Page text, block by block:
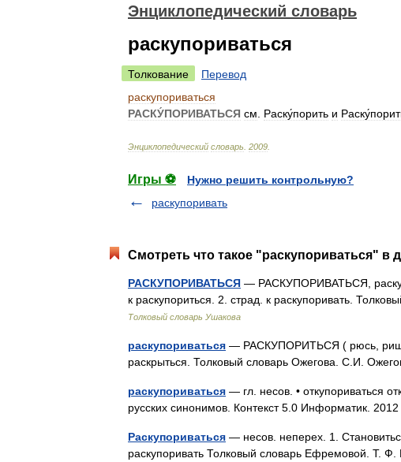
Энциклопедический словарь
раскупориваться
Толкование
Перевод
раскупориваться
РАСКУ́ПОРИВАТЬСЯ см Раску́порить и
Энциклопедический словарь 2009
Игры ⚽
Нужно решить контрольную?
раскупоривать
Смотреть что такое "раскупориваться" в
РАСКУПОРИВАТЬСЯ — РАСКУПОРИВАТЬСЯ,
к раскупориться. 2. страд. к раскупоривать.
Толковый словарь Ушакова
раскупориваться — РАСКУПОРИТЬСЯ ( рюсь,
раскрыться. Толковый словарь Ожегова. С.И.
раскупориваться — гл. несов. • откупориваться
русских синонимов. Контекст 5.0 Информатик.
Раскупориваться — несов. неперех. 1.
раскупоривать Толковый словарь Ефремовой. Т.